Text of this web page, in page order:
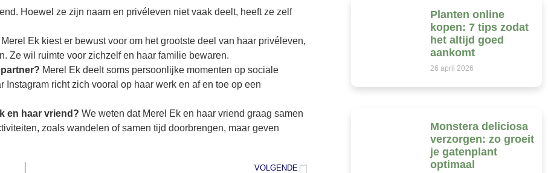
Hoewel ze zijn naam en privéleven niet vaak deelt, heeft ze zelf
Merel Ek kiest er bewust voor om het grootste deel van haar privéleven,
Ze wil ruimte voor zichzelf en haar familie bewaren.
Merel Ek deelt soms persoonlijke momenten op sociale
richt zich vooral op haar werk en af en toe op een
en haar vriend? We weten dat Merel Ek en haar vriend graag samen
zoals wandelen of samen tijd doorbrengen, maar geven
VOLGENDE
Planten online
kopen: 7 tips zodat
het altijd goed
aankomt
26 april 2026
Monstera deliciosa
verzorgen: zo groeit
je gatenplant
optimaal